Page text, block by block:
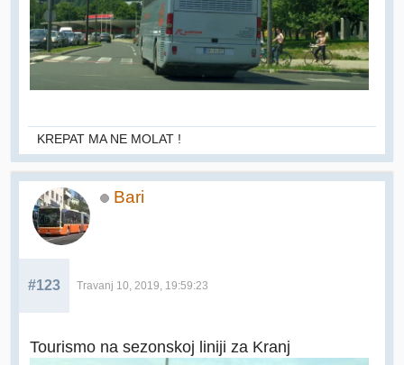
KREPAT MA NE MOLAT !
Bari
#123 Travanj 10, 2019, 19:59:23
Tourismo na sezonskoj liniji za Kranj